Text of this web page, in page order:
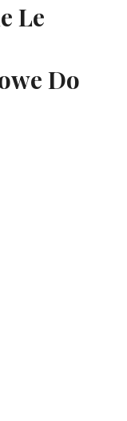
Le
Do